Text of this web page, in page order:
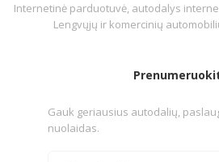
Internetinė parduotuvė, autodalys
Lengvųjų ir komercinių
Gauk geriausius autodalių,
nuolaidas.